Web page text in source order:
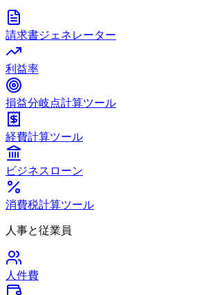
請求書ジェネレーター
利益率
損益分岐点計算ツール
経費計算ツール
ビジネスローン
消費税計算ツール
人事と従業員
人件費